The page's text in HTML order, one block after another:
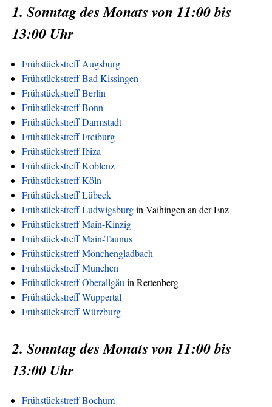
1. Sonntag des Monats von 11:00 bis
13:00 Uhr
Frühstückstreff Augsburg
Frühstückstreff Bad Kissingen
Frühstückstreff Berlin
Frühstückstreff Bonn
Frühstückstreff Darmstadt
Frühstückstreff Freiburg
Frühstückstreff Ibiza
Frühstückstreff Koblenz
Frühstückstreff Köln
Frühstückstreff Lübeck
Frühstückstreff Ludwigsburgin Vaihingen an der Enz
Frühstückstreff Main-Kinzig
Frühstückstreff Main-Taunus
Frühstückstreff Mönchengladbach
Frühstückstreff München
Frühstückstreff Oberallgäu in Rettenberg
Frühstückstreff Wuppertal
Frühstückstreff Würzburg
2. Sonntag des Monats von 11:00 bis
13:00 Uhr
Frühstückstreff Bochum